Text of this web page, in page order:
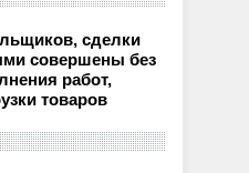
сделки
совершены без
работ,
товаров